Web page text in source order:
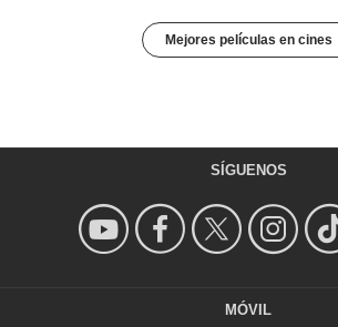
Mejores películas en cines
SÍGUENOS
MÓVIL